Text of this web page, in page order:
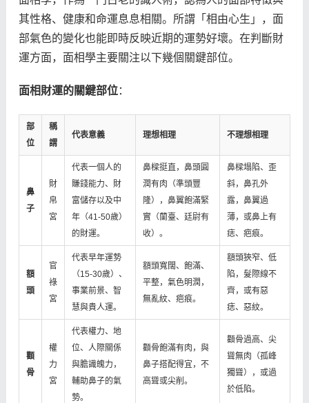
其性格、健康和命運息息相關。所謂「相由心生」，面
部氣色的變化也能即時反映近期的運勢好壞。在判斷財
運方面，面相學主要關注以下幾個關鍵部位。
面相財運的關鍵部位：
部
位
稱
謂
代表意義 理想相理 不理想相理
鼻
子
財
帛
宮
代表一個人的
賺錢能力、財
富儲存以及中
年（41-50歲）
的財運。
鼻樑挺直，鼻頭圓
潤有肉（準頭豐
隆），鼻翼飽滿緊
實（蘭臺、廷尉有
收）。
鼻樑塌陷、歪
斜，鼻孔外
露，鼻翼過
薄，或鼻上有
痣、疤痕。
額
頭
官
祿
宮
代表早年運勢
（15-30歲）、
事業前景、智
慧與貴人運。
額頭寬闊、飽滿、
平整，氣色明潤，
無亂紋、疤痕。
額頭狹窄、低
陷，髮際線不
齊，或有惡
痣、惡紋。
顴
骨
權
力
宮
代表權力、地
位、人際關係
與膽識魄力，
輔助鼻子的氣
勢。
顴骨飽滿有肉，與
鼻子搭配得宜，不
高聳或尖削。
顴骨過高、尖
聳無肉（孤峰
獨聳），或過
於低陷。